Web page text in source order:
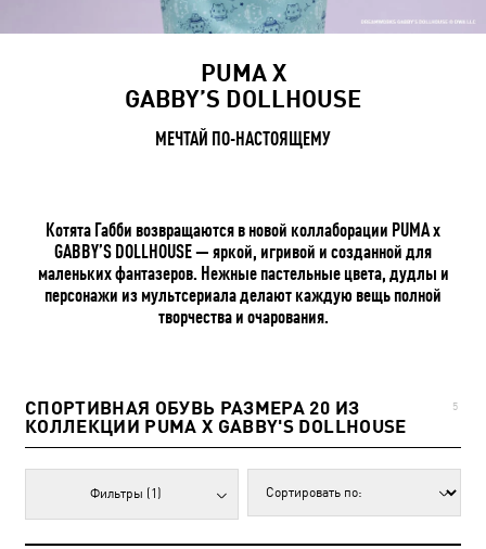
PUMA X
GABBY’S DOLLHOUSE
МЕЧТАЙ ПО-НАСТОЯЩЕМУ
Котята Габби возвращаются в новой коллаборации PUMA x
GABBY’S DOLLHOUSE — яркой, игривой и созданной для
маленьких фантазеров. Нежные пастельные цвета, дудлы и
персонажи из мультсериала делают каждую вещь полной
творчества и очарования.
СПОРТИВНАЯ ОБУВЬ РАЗМЕРА 20 ИЗ
КОЛЛЕКЦИИ PUMA X GABBY'S DOLLHOUSE
5
Фильтры (1)